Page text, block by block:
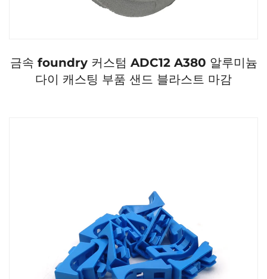
금속 foundry 커스텀 ADC12 A380 알루미늄
다이 캐스팅 부품 샌드 블라스트 마감